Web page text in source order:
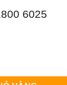
6025
số lượng